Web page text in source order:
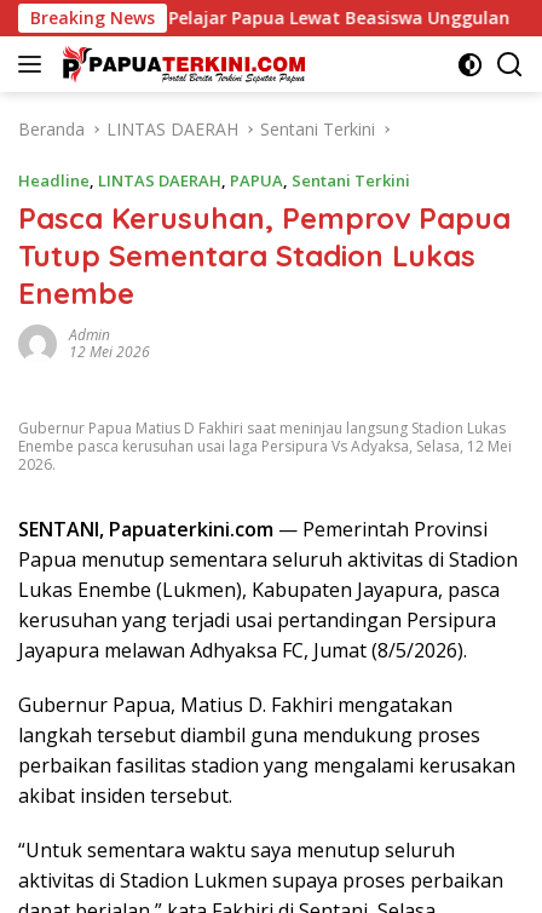
Langsung
ke
konten
Breaking News
Prestasi Pelajar Papua Lewat Beasiswa Unggulan
Beranda LINTAS DAERAH Sentani Terkini
Headline, LINTAS DAERAH, PAPUA, Sentani Terkini
Pasca Kerusuhan, Pemprov Papua
Tutup Sementara Stadion Lukas
Enembe
Admin
12 Mei 2026
Gubernur Papua Matius D Fakhiri saat meninjau langsung Stadion Lukas
Enembe pasca kerusuhan usai laga Persipura Vs Adyaksa, Selasa, 12 Mei
2026.
SENTANI, Papuaterkini.com — Pemerintah Provinsi
Papua menutup sementara seluruh aktivitas di Stadion
Lukas Enembe (Lukmen), Kabupaten Jayapura, pasca
kerusuhan yang terjadi usai pertandingan Persipura
Jayapura melawan Adhyaksa FC, Jumat (8/5/2026).
Gubernur Papua, Matius D. Fakhiri mengatakan
langkah tersebut diambil guna mendukung proses
perbaikan fasilitas stadion yang mengalami kerusakan
akibat insiden tersebut.
“Untuk sementara waktu saya menutup seluruh
aktivitas di Stadion Lukmen supaya proses perbaikan